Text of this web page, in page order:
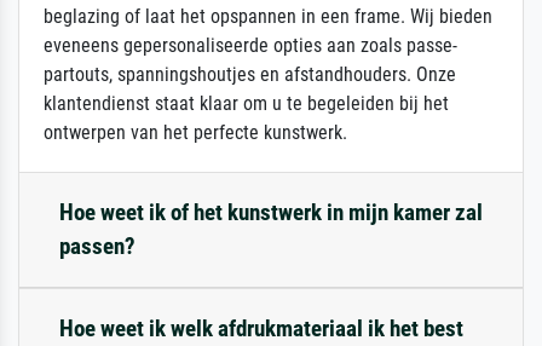
beglazing of laat het opspannen in een frame. Wij bieden
eveneens gepersonaliseerde opties aan zoals passe-
partouts, spanningshoutjes en afstandhouders. Onze
klantendienst staat klaar om u te begeleiden bij het
ontwerpen van het perfecte kunstwerk.
Hoe weet ik of het kunstwerk in mijn kamer zal
passen?
Hoe weet ik welk afdrukmateriaal ik het best